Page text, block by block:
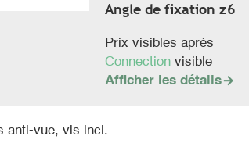
Angle de fixation z6
Prix visibles après
Connection visible
Afficher les détails
anti-vue, vis incl.